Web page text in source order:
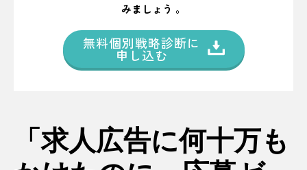
みましょう 。
無料個別戦略診断に
申し込む
「求人広告に何十万も